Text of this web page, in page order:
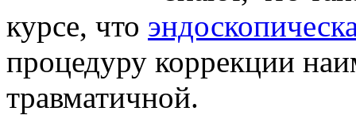
курсе, что
процедуру коррекции
травматичной.